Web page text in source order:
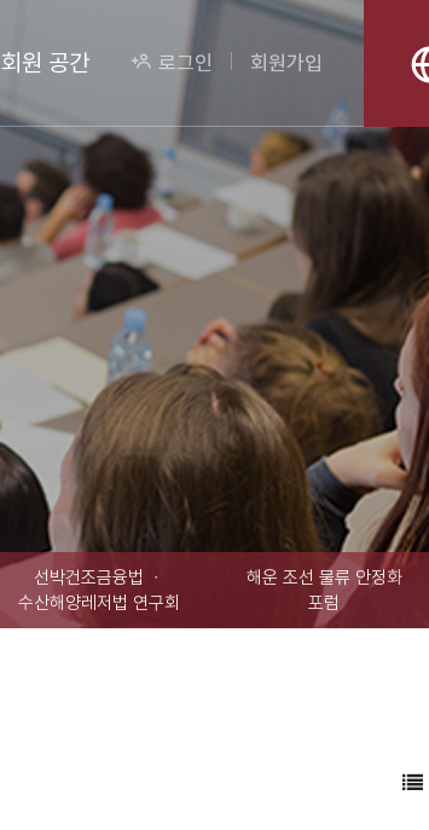
회원 공간 로그인 회원가입
선박건조금융법 ㆍ
수산해양레저법 연구회
해운 조선 물류 안정화
포럼